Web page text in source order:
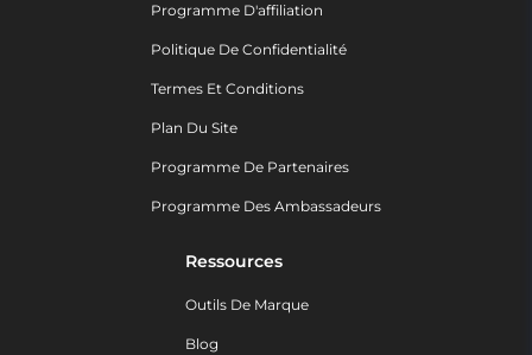
Programme D'affiliation
Politique De Confidentialité
Termes Et Conditions
Plan Du Site
Programme De Partenaires
Programme Des Ambassadeurs
Ressources
Outils De Marque
Blog